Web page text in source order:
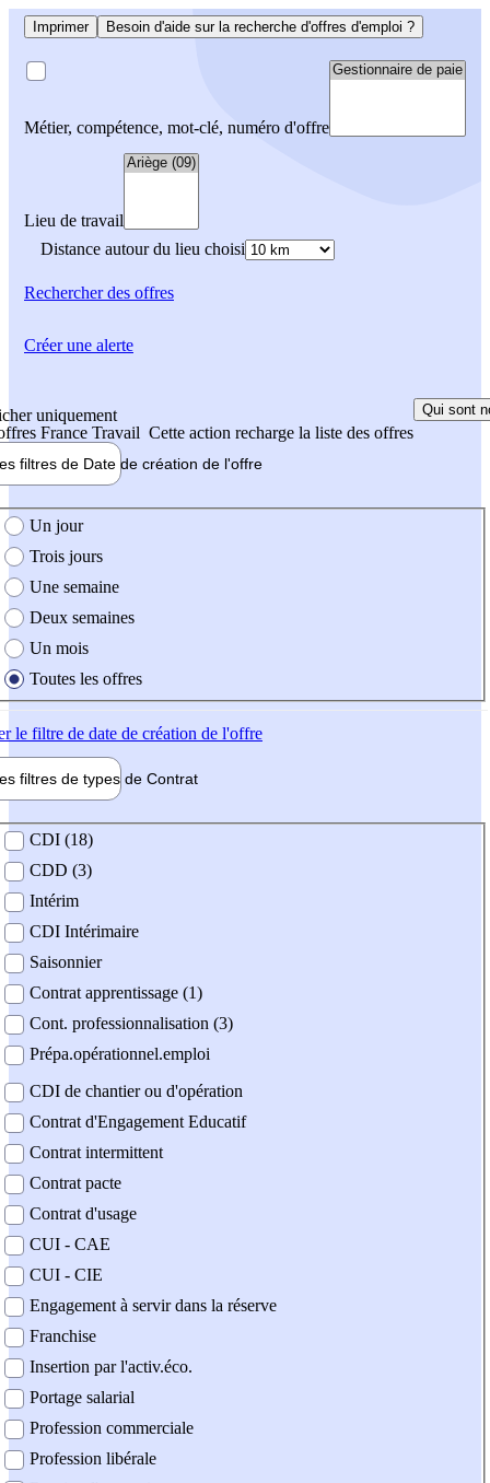
Imprimer Besoin d'aide sur la recherche d'offres d'emploi ?
Métier, compétence, mot-clé, numéro d'offre
Lieu de travail
Distance autour du lieu choisi
Rechercherdes offres
uniquement
France Travail Cette action recharge la liste des offres
Qui sont
filtres de Date de création de l'offre
création de l'offre
Un jour
Trois jours
Une semaine
Deux semaines
Un mois
Toutes les offres
le filtre de date de création de l'offre
filtres de types de Contrat
contrat
CDI (18)
CDD (3)
Intérim
CDI Intérimaire
Saisonnier
Contrat apprentissage (1)
Cont. professionnalisation (3)
Prépa.opérationnel.emploi
CDI de chantier ou d'opération
Contrat d'Engagement Educatif
Contrat intermittent
Contrat pacte
Contrat d'usage
CUI - CAE
CUI - CIE
Engagement à servir dans la réserve
Franchise
Insertion par l'activ.éco.
Portage salarial
Profession commerciale
Profession libérale
Créer une alerte